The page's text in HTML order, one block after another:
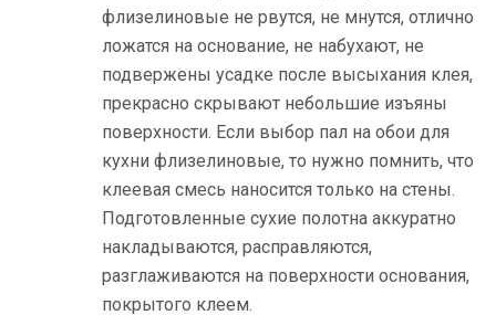
флизелиновые не рвутся, не мнутся, отлично
ложатся на основание, не набухают, не
подвержены усадке после высыхания клея,
прекрасно скрывают небольшие изъяны
поверхности. Если выбор пал на обои для
кухни флизелиновые, то нужно помнить, что
клеевая смесь наносится только на стены.
Подготовленные сухие полотна аккуратно
накладываются, расправляются,
разглаживаются на поверхности основания,
покрытого клеем.